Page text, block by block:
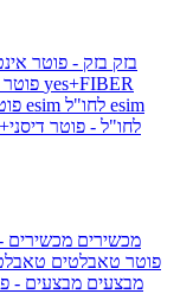
בזק בזק - פוטר
yes+FIBER
esim
לחו"ל - פוטר דיסני+
מכשירים מכשירים
פוטר טאבלטים
מבצעים מבצעים -